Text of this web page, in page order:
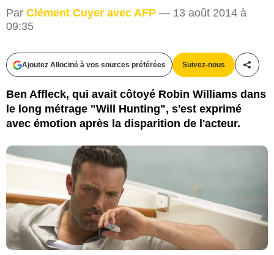
Par Clément Cuyer avec AFP — 13 août 2014 à
09:35
Ajoutez Allociné à vos sources préférées Suivez-nous
Ben Affleck, qui avait côtoyé Robin Williams dans
le long métrage "Will Hunting", s'est exprimé
avec émotion après la disparition de l'acteur.